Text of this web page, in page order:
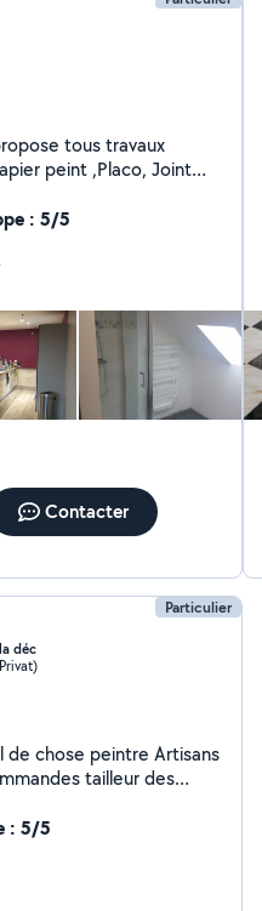
travaux
: 5/5
Contacter
Particulier
déc
de chose peintre Artisans
tailleur des
est démontage
des voitures
: 5/5